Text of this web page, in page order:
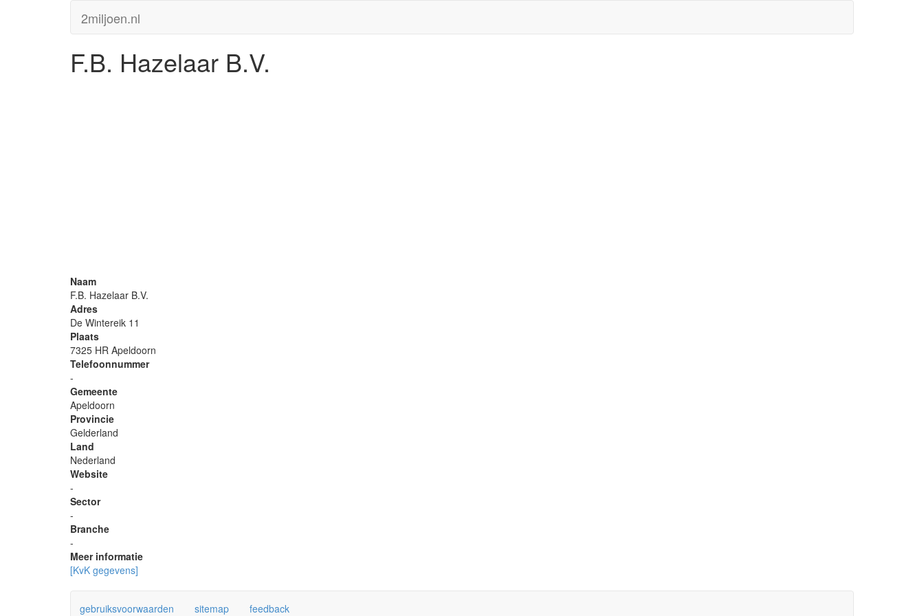
2miljoen.nl
F.B. Hazelaar B.V.
Naam
F.B. Hazelaar B.V.
Adres
De Wintereik 11
Plaats
7325 HR Apeldoorn
Telefoonnummer
-
Gemeente
Apeldoorn
Provincie
Gelderland
Land
Nederland
Website
-
Sector
-
Branche
-
Meer informatie
[KvK gegevens]
gebruiksvoorwaarden sitemap feedback